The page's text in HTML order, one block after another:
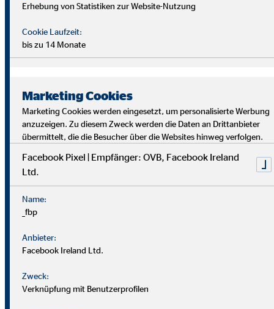
Bei uns findest du Sicherheit, Selbstbestimmung und
Flexibilität. Teamarbeit und Austausch stehen im
Mittelpunkt. Dein Alltag ist vielfältig, da jede*r Kund*in
individuelle Lösungen braucht. Als OVB-Berater*in
unterstützt du Kund*innen, die richtigen finanziellen
Entscheidungen zu treffen.
Erhebung von Statistiken zur Website-Nutzung
Cookie Laufzeit:
bis zu 14 Monate
Marketing Cookies
Marketing Cookies werden eingesetzt, um personalisierte Werbung
anzuzeigen. Zu diesem Zweck werden die Daten an Drittanbieter
übermittelt, die die Besucher über die Websites hinweg verfolgen.
Facebook Pixel | Empfänger: OVB, Facebook Ireland
Ltd.
Name:
_fbp
Anbieter:
Facebook Ireland Ltd.
Zweck:
Verknüpfung mit Benutzerprofilen